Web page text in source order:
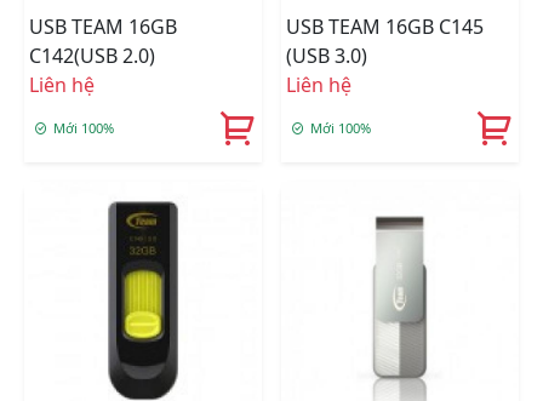
USB TEAM 16GB
C142(USB 2.0)
Liên hệ
Mới 100%
USB TEAM 16GB C145
(USB 3.0)
Liên hệ
Mới 100%